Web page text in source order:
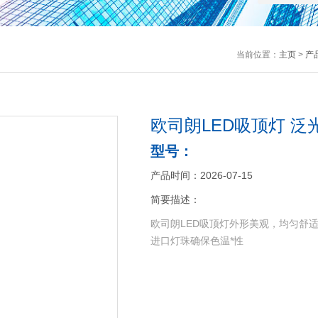
当前位置： 主页> 产
欧司朗LED吸顶灯 泛
型号：
产品时间：2026-07-15
简要描述：
欧司朗LED吸顶灯外形美观，均匀舒
进口灯珠确保色温*性